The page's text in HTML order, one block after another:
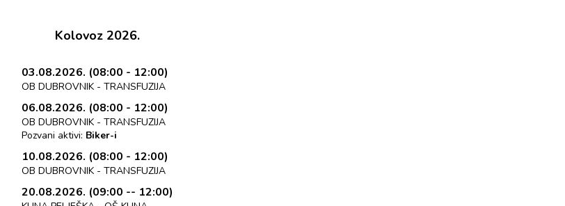
Kolovoz 2026.
03.08.2026. (08:00 - 12:00)
OB DUBROVNIK - TRANSFUZIJA
06.08.2026. (08:00 - 12:00)
OB DUBROVNIK - TRANSFUZIJA
Pozvani aktivi: Biker-i
10.08.2026. (08:00 - 12:00)
OB DUBROVNIK - TRANSFUZIJA
20.08.2026. (09:00 -- 12:00)